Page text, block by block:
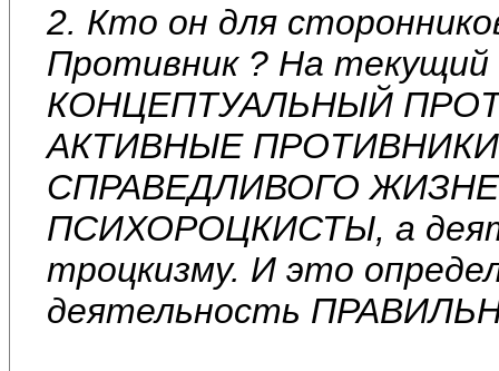
2. Кто он для
Противник ? На
КОНЦЕПТУАЛЬНЫЙ
АКТИВНЫЕ
СПРАВЕДЛИВОГО
ПСИХОРОЦКИСТЫ, а
троцкизму. И это
деятельность